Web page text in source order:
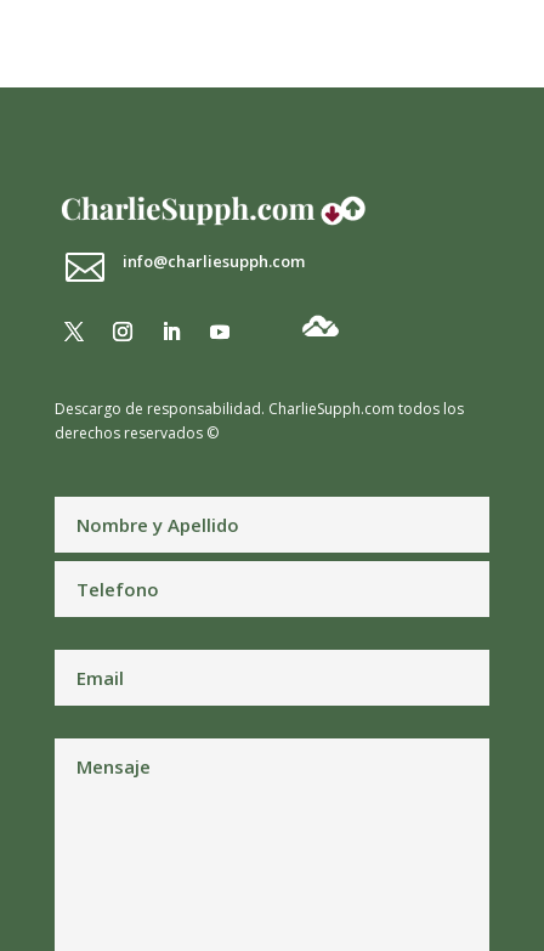
 info@charliesupph.com
Descargo de responsabilidad. CharlieSupph.com todos los
derechos reservados ©